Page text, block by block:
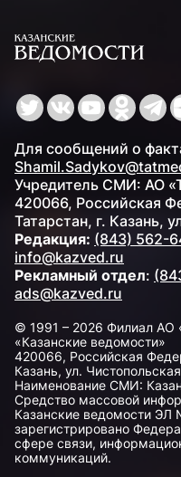
Для сообщений о
Учредитель СМИ: АО
420066, Российская
Татарстан, г. Казань,
Редакция: (843) 562-
info@kazved.ru
Рекламный отдел:
ads@kazved.ru
© 1991 – 2026 Филиал АО
«Казанские ведомости»
420066, Российская
Казань, ул.
Наименование СМИ:
Средство массовой
Казанские ведомости ЭЛ
зарегистрировано
сфере связи,
коммуникаций.